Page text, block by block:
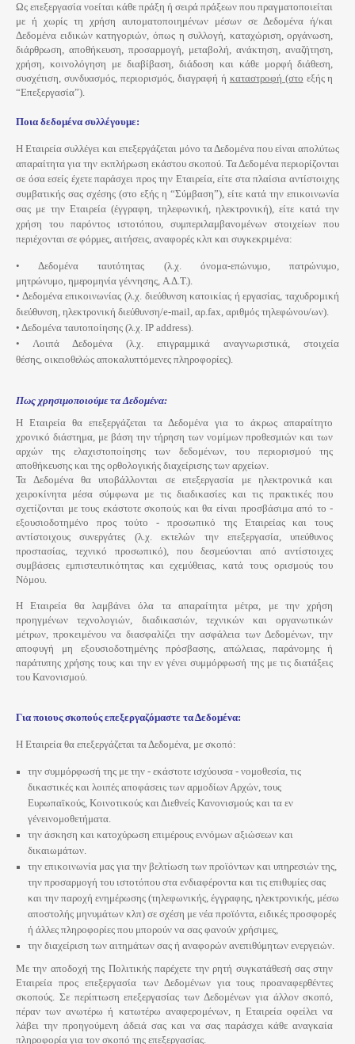
Ως επεξεργασία νοείται κάθε πράξη ή σειρά πράξεων που πραγματοποιείται
με ή χωρίς τη χρήση αυτοματοποιημένων μέσων σε Δεδομένα ή/και
Δεδομένα ειδικών κατηγοριών, όπως η συλλογή, καταχώριση, οργάνωση,
διάρθρωση, αποθήκευση, προσαρμογή, μεταβολή, ανάκτηση, αναζήτηση,
χρήση, κοινολόγηση με διαβίβαση, διάδοση και κάθε μορφή διάθεση,
συσχέτιση, συνδυασμός, περιορισμός, διαγραφή ή καταστροφή (στο εξής η
“Επεξεργασία”).
Ποια δεδομένα συλλέγουμε:
Η Εταιρεία συλλέγει και επεξεργάζεται μόνο τα Δεδομένα που είναι απολύτως
απαραίτητα για την εκπλήρωση εκάστου σκοπού.ΤαΔεδομένα περιορίζονται
σε όσα εσείς έχετε παράσχει προς την Εταιρεία, είτε στα πλαίσια αντίστοιχης
συμβατικής σας σχέσης (στο εξής η “Σύμβαση”), είτε κατά την επικοινωνία
σας με την Εταιρεία (έγγραφη, τηλεφωνική, ηλεκτρονική), είτε κατά την
χρήση του παρόντος ιστοτόπου, συμπεριλαμβανομένων στοιχείων που
περιέχονται σε φόρμες, αιτήσεις, αναφορές κλπ και συγκεκριμένα:
• Δεδομένα ταυτότητας (λ.χ. όνομα-επώνυμο, πατρώνυμο,
μητρώνυμο, ημερομηνία γέννησης,Α.Δ.Τ.).
• Δεδομένα επικοινωνίας (λ.χ. διεύθυνση κατοικίας ή εργασίας, ταχυδρομική
διεύθυνση, ηλεκτρονική διεύθυνση/e-mail, αρ.fax, αριθμός τηλεφώνου/ων).
• Δεδομένα ταυτοποίησης (λ.χ. IP address).
• Λοιπά Δεδομένα (λ.χ. επιγραμμικά αναγνωριστικά, στοιχεία
θέσης, οικειοθελώς αποκαλυπτόμενες πληροφορίες).
Πως χρησιμοποιούμε τα Δεδομένα:
Η Εταιρεία θα επεξεργάζεται τα Δεδομένα για το άκρως απαραίτητο
χρονικό διάστημα, με βάση την τήρηση των νομίμων προθεσμιών και των
αρχών της ελαχιστοποίησης των δεδομένων, του περιορισμού της
αποθήκευσης και της ορθολογικής διαχείρισης των αρχείων.
Τα Δεδομένα θα υποβάλλονται σε επεξεργασία με ηλεκτρονικά και
χειροκίνητα μέσα σύμφωνα με τις διαδικασίες και τις πρακτικές που
σχετίζονται με τους εκάστοτε σκοπούς και θα είναι προσβάσιμα από το -
εξουσιοδοτημένο προς τούτο - προσωπικό της Εταιρείας και τους
αντίστοιχους συνεργάτες (λ.χ. εκτελών την επεξεργασία, υπεύθυνος
προστασίας, τεχνικό προσωπικό), που δεσμεύονται από αντίστοιχες
συμβάσεις εμπιστευτικότητας και εχεμύθειας, κατά τους ορισμούς του
Νόμου.
Η Εταιρεία θα λαμβάνει όλα τα απαραίτητα μέτρα, με την χρήση
προηγμένων τεχνολογιών, διαδικασιών, τεχνικών και οργανωτικών
μέτρων, προκειμένου να διασφαλίζει την ασφάλεια των Δεδομένων, την
αποφυγή μη εξουσιοδοτημένης πρόσβασης, απώλειας, παράνομης ή
παράτυπης χρήσης τους και την εν γένει συμμόρφωσή της με τις διατάξεις
του Κανονισμού.
Για ποιους σκοπούς επεξεργαζόμαστε τα Δεδομένα:
Η Εταιρεία θα επεξεργάζεται τα Δεδομένα, με σκοπό:
την συμμόρφωσή της με την - εκάστοτε ισχύουσα - νομοθεσία, τις
δικαστικές και λοιπές αποφάσεις των αρμοδίων Αρχών, τους
Ευρωπαϊκούς, Κοινοτικούς και Διεθνείς Κανονισμούς και τα εν
γένεινομοθετήματα.
την άσκηση και κατοχύρωση επιμέρους εννόμων αξιώσεων και
δικαιωμάτων.
την επικοινωνία μας για την βελτίωση των προϊόντων και υπηρεσιών της,
την προσαρμογή του ιστοτόπου στα ενδιαφέροντα και τις επιθυμίες σας
και την παροχή ενημέρωσης (τηλεφωνικής, έγγραφης, ηλεκτρονικής, μέσω
αποστολής μηνυμάτων κλπ) σε σχέση με νέα προϊόντα, ειδικές προσφορές
ή άλλες πληροφορίες που μπορούν να σας φανούν χρήσιμες,
την διαχείριση των αιτημάτων σας ή αναφορών ανεπιθύμητων ενεργειών.
Με την αποδοχή της Πολιτικής παρέχετε την ρητή συγκατάθεσή σας στην
Εταιρεία προς επεξεργασία των Δεδομένων για τους προαναφερθέντες
σκοπούς. Σε περίπτωση επεξεργασίας των Δεδομένων για άλλον σκοπό,
πέραν των ανωτέρω ή κατωτέρω αναφερομένων, η Εταιρεία οφείλει να
λάβει την προηγούμενη άδειά σας και να σας παράσχει κάθε αναγκαία
πληροφορία για τον σκοπό της επεξεργασίας.